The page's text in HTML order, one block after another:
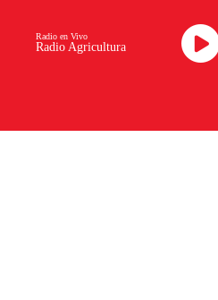
Radio Agricultura
Radio en Vivo
Tarifas Servel Radio